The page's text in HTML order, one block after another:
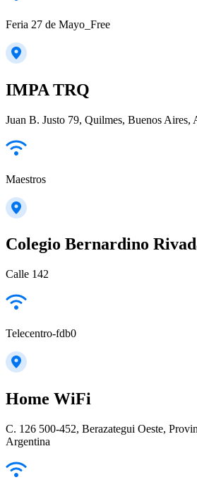
Feria 27 de Mayo_Free
IMPA TRQ
Juan B. Justo 79, Quilmes, Buenos Aires,
Maestros
Colegio Bernardino
Calle 142
Telecentro-fdb0
Home WiFi
C. 126 500-452, Berazategui Oeste,
Argentina